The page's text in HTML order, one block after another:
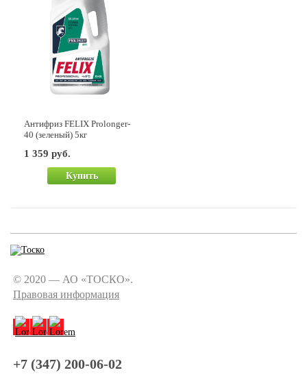
Антифриз FELIX Prolonger-
40 (зеленый) 5кг
1 359 руб.
Купить
© 2020 — АО «ТОСКО».
Правовая информация
+7 (347) 200-06-02